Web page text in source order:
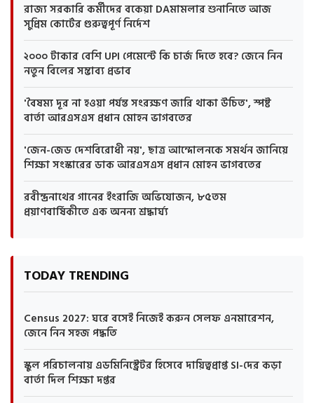
রাজ্য সরকারি কর্মীদের বকেয়া DAমামলার শুনানিতে আজ
সুপ্রিম কোর্টের গুরুত্বপূর্ণ নির্দেশ
২০০০ টাকার বেশি UPI পেমেন্টে কি চার্জ দিতে হবে? জেনে নিন
নতুন বিলের সম্ভাব্য প্রভাব
'বৈষম্য দূর না হওয়া পর্যন্ত সংরক্ষণ জারি থাকা উচিত', স্পষ্ট
বার্তা আরএসএস প্রধান মোহন ভাগবতের
'জেন-জেড দেশবিরোধী নয়', ছাত্র আন্দোলনকে সমর্থন জানিয়ে
শিক্ষা সংস্কারের ডাক আরএসএস প্রধান মোহন ভাগবতের
রবীন্দ্রনাথের গানের ইংরাজি অভিযোজন, ৮৫তম
প্রয়াণবার্ষিকীতে এক অনন্য শ্রদ্ধার্ঘ্য
TODAY TRENDING
Census 2027: ঘরে বসেই নিজেই করুন সেলফ এনমারেশন,
জেনে নিন সহজ পদ্ধতি
স্কুল পরিচালনায় এডমিনিস্ট্রেটর হিসেবে দায়িত্বপ্রাপ্ত SI-দের কড়া
বার্তা দিল শিক্ষা দপ্তর